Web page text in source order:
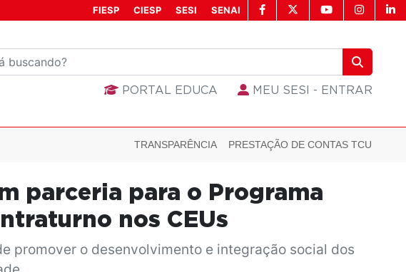
FIESP CIESP SESI SENAI
PORTAL EDUCA MEU SESI - ENTRAR
TRANSPARÊNCIA PRESTAÇÃO DE CONTAS TCU
parceria para o Programa
nos CEUs
promover o desenvolvimento e integração social dos